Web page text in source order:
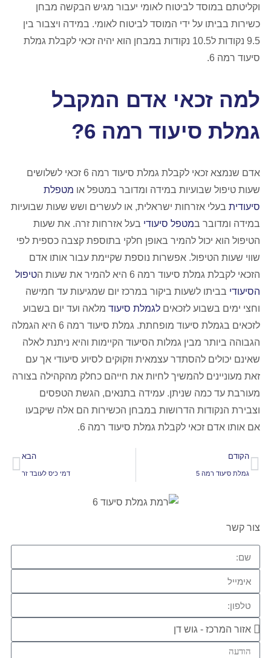
וקליטתם במוסד לביטוח לאומי יעבור מגיש הבקשה מבחן
כשירות בביתו על ידי המוסד לביטוח לאומי. במידה ויצבור בין
9.5 נקודות ל10.5 נקודות במבחן הוא יהיה זכאי לקבלת גמלת
סיעוד רמה 6.
למה זכאי אדם המקבל
גמלת סיעוד רמה 6?
אדם שנמצא זכאי לקבלת גמלת סיעוד רמה 6 זכאי לשלושים
שעות טיפול שבועיות במידה ומדובר במטפל או מטפלת
סיעודית בעלי אזרחות ישראלית, או לעשרים ושש שעות שבועיות
במידה ומדובר במטפל סיעודי בעל אזרחות זרה. את שעות
הטיפול הוא יכול להמיר באופן חלקי בתוספת קצבה כספית לפי
שווי שעות הטיפול. אפשרות נוספת שקיימת עבור אותו אדם
הזכאי לקבלת גמלת סיעוד רמה 6 היא להמיר את שעות ה
טיפול
הסיעודי בביתו לשעות ביקור במרכז יום שמגיעות עד חמישה
וחצי ימים בשבוע לזכאים לגמלת סיעוד מלאה ועד יום בשבוע
לזכאים בגמלת סיעוד מופחתת. גמלת סיעוד רמה 6 היא הגמלה
הגבוהה ביותר מבין גמלות הסיעוד הקיימות והיא ניתנת לאלה
שאינם יכולים להסתדר עצמאית וזקוקים לסיוע סיעודי אך עם
זאת מעוניינים להמשיך לחיות את חייהם כחלק מהקהילה בצורה
מעורבת עד כמה שניתן. עמידה בתנאים, הגשת הטפסים
וצבירת הנקודות הדרושות במבחן הכשירות הם אלה שיקבעו
אם אותו אדם זכאי לקבלת גמלת סיעוד רמה 6.
הקודם
גמלת סיעוד רמה 5
הבא
דמי כיס לעובד זר
צור קשר